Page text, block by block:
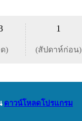
)
1
(สัปดาห์ก่อน)
ดาวน์โหลดโปรแกรม